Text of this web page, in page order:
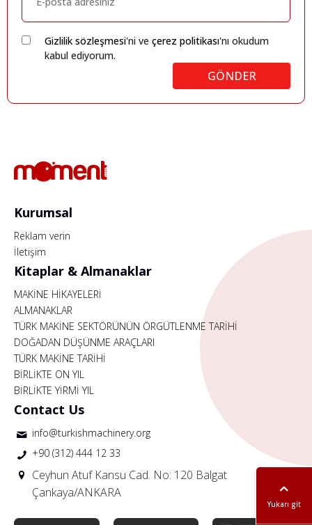
Gizlilik sözleşmesi'ni ve çerez politikası'nı okudum
kabul ediyorum.
GÖNDER
Yukarı git
Kurumsal
Reklam verin
İletişim
Kitaplar & Almanaklar
MAKİNE HİKAYELERİ
ALMANAKLAR
TÜRK MAKİNE SEKTÖRÜNÜN ÖRGÜTLENME TARİHİ
DOĞADAN DÜŞÜNME ARAÇLARI
TÜRK MAKİNE TARİHİ
BİRLİKTE ON YIL
BİRLİKTE YİRMİ YIL
Contact Us
info@turkishmachinery.org
+90 (312) 444 12 33
Ceyhun Atuf Kansu Cad. No: 120 Balgat
Çankaya/ANKARA